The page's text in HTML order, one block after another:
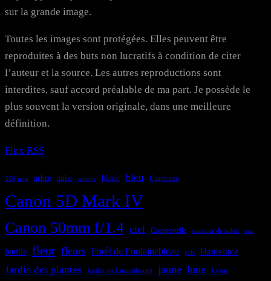
sur la grande image.
Toutes les images sont protégées. Elles peuvent être
reproduites à des buts non lucratifs à condition de citer
l’auteur et la source. Les autres reproductions sont
interdites, sauf accord préalable de ma part. Je possède le
plus souvent la version originale, dans une meilleure
définition.
Flux RSS
500 mm arbre aube aurore blanc bleu Canicule
Canon 5D Mark IV
Canon 50mm f/1.4 ciel Compostelle coucher de soleil eau
feuille fleur fleurs Forêt de Fontainebleau gris Hauteluce
Jardin des plantes Jardin du Luxembourg jaune lune Lyon